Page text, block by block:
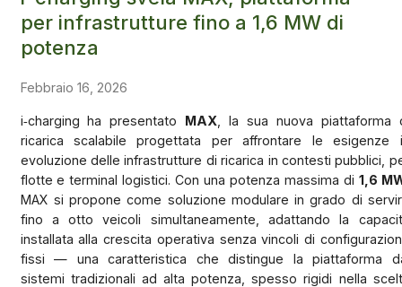
per infrastrutture fino a 1,6 MW di
potenza
Febbraio 16, 2026
i‑charging ha presentato MAX , la sua nuova piattaforma
ricarica scalabile progettata per affrontare le esigenze
evoluzione delle infrastrutture di ricarica in contesti pubblici,
flotte e terminal logistici. Con una potenza massima di 1,6
MAX si propone come soluzione modulare in grado di
fino a otto veicoli simultaneamente, adattando la
installata alla crescita operativa senza vincoli di
fissi — una caratteristica che distingue la piattaforma
sistemi tradizionali ad alta potenza, spesso rigidi nella